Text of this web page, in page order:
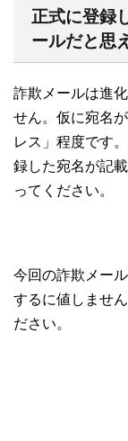
正式に登録
ールだと思
詐欺メールは進
せん。仮に宛名
レス」程度です
録した宛名が記
ってください。
今回の詐欺メー
するに値しませ
ださい。